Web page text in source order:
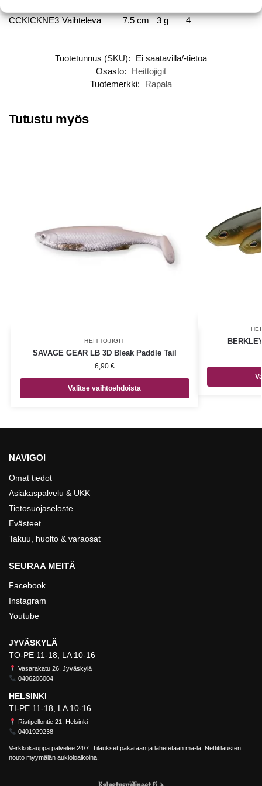
CCKICKNE3 Vaihteleva 7.5 cm 3 g 4
Tuotetunnus (SKU):
Ei saatavilla/-tietoa
Osasto:
Heittojigit
Tuotemerkki:
Rapala
Tutustu myös
HEITTOJIGIT
SAVAGE GEAR LB 3D Bleak Paddle Tail
6,90 €
Valitse vaihtoehdoista
NAVIGOI
Omat tiedot
Asiakaspalvelu & UKK
Tietosuojaseloste
Evästeet
Takuu, huolto & varaosat
SEURAA MEITÄ
Facebook
Instagram
Youtube
JYVÄSKYLÄ
TO-PE 11-18, LA 10-16
Vasarakatu 26, Jyväskylä
0406206004
HELSINKI
TI-PE 11-18, LA 10-16
Ristipellontie 21, Helsinki
0401929238
Verkkokauppa palvelee 24/7. Tilaukset pakataan ja lähetetään ma-la. Nettitilausten
nouto myymälän aukioloaikoina.